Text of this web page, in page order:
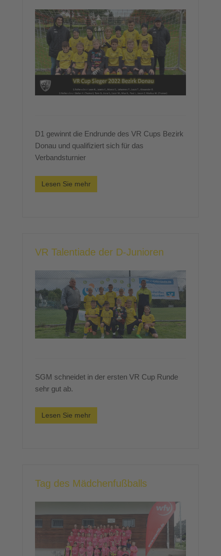
D1 gewinnt die Endrunde des VR Cups Bezirk
Donau und qualifiziert sich für das
Verbandsturnier
Lesen Sie mehr
VR Talentiade der D-Junioren
SGM schneidet in der ersten VR Cup Runde
sehr gut ab.
Lesen Sie mehr
Tag des Mädchenfußballs